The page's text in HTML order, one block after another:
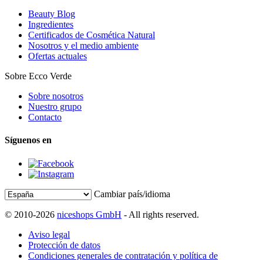
Beauty Blog
Ingredientes
Certificados de Cosmética Natural
Nosotros y el medio ambiente
Ofertas actuales
Sobre Ecco Verde
Sobre nosotros
Nuestro grupo
Contacto
Síguenos en
Cambiar país/idioma
© 2010-2026 niceshops GmbH - All rights reserved.
Aviso legal
Protección de datos
Condiciones generales de contratación y política de